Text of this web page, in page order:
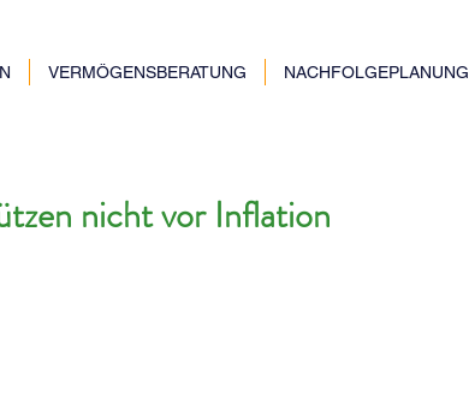
VERMÖGENSBERATUNG NACHFOLGEPLANUNG
nicht vor Inflation